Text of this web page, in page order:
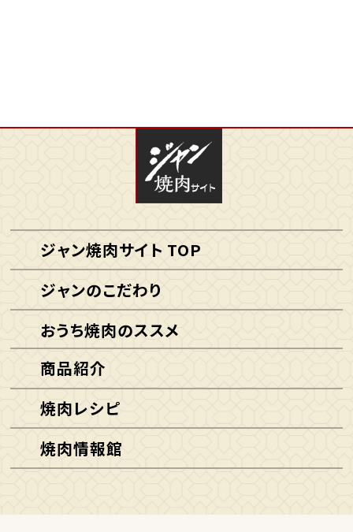
ジャン焼肉サイト TOP
ジャンのこだわり
おうち焼肉のススメ
商品紹介
焼肉レシピ
焼肉情報館